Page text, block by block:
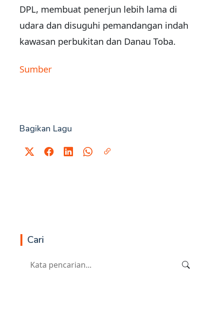
DPL, membuat penerjun lebih lama di
udara dan disuguhi pemandangan indah
kawasan perbukitan dan Danau Toba.
Sumber
Bagikan Lagu
Cari